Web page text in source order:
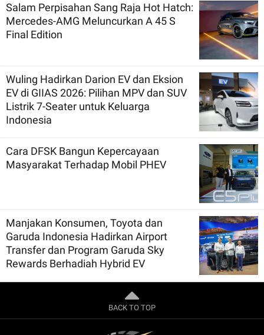
Salam Perpisahan Sang Raja Hot Hatch:
Mercedes-AMG Meluncurkan A 45 S
Final Edition
Wuling Hadirkan Darion EV dan Eksion
EV di GIIAS 2026: Pilihan MPV dan SUV
Listrik 7-Seater untuk Keluarga
Indonesia
Cara DFSK Bangun Kepercayaan
Masyarakat Terhadap Mobil PHEV
Manjakan Konsumen, Toyota dan
Garuda Indonesia Hadirkan Airport
Transfer dan Program Garuda Sky
Rewards Berhadiah Hybrid EV
BACK TO TOP